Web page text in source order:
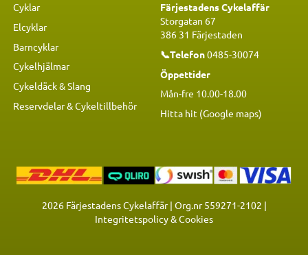
Cyklar
Elcyklar
Barncyklar
Cykelhjälmar
Cykeldäck & Slang
Reservdelar&Cykeltillbehör
Färjestadens Cykelaffär
Storgatan 67
386 31 Färjestaden
📞Telefon0485-30074
Öppettider
Mån-fre 10.00-18.00
Hitta hit (Google maps)
2026Färjestadens Cykelaffär | Org.nr 559271-2102 |
Integritetspolicy & Cookies